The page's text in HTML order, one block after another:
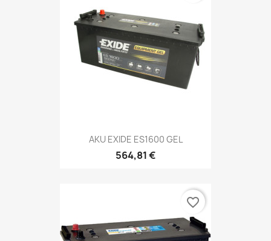
AKU EXIDE ES1600 GEL
564,81 €
favorite_border